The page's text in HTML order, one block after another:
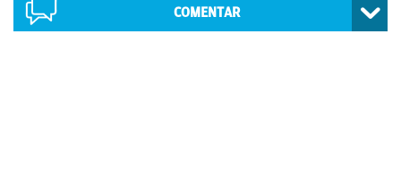
COMENTAR